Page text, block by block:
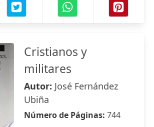
Cristianos y
militares
Autor: José Fernández
Ubiña
Número de Páginas: 744